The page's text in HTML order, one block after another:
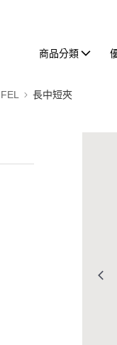
商品分類
長中短夾